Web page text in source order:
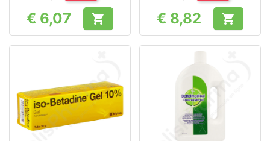
Prijs
€ 6,07  Prijs
€ 8,82 